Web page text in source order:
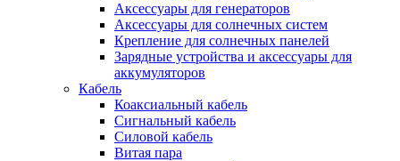
Аксессуары для генераторов
Аксессуары для солнечных систем
Крепление для солнечных панелей
Зарядные устройства и аксессуары для
аккумуляторов
Кабель
Коаксиальный кабель
Сигнальный кабель
Силовой кабель
Витая пара